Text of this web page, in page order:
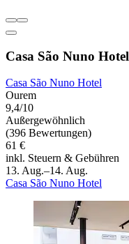
Casa São Nuno Hotel
Casa São Nuno Hotel
Ourem
9,4/10
Außergewöhnlich
(396 Bewertungen)
61 €
inkl. Steuern & Gebühren
13. Aug.–14. Aug.
Casa São Nuno Hotel